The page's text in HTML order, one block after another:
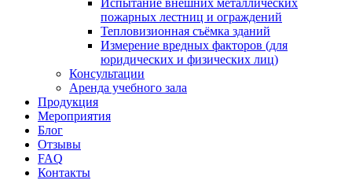
Испытание внешних металлических
пожарных лестниц и ограждений
Тепловизионная съёмка зданий
Измерение вредных факторов (для
юридических и физических лиц)
Консультации
Аренда учебного зала
Продукция
Мероприятия
Блог
Отзывы
FAQ
Контакты